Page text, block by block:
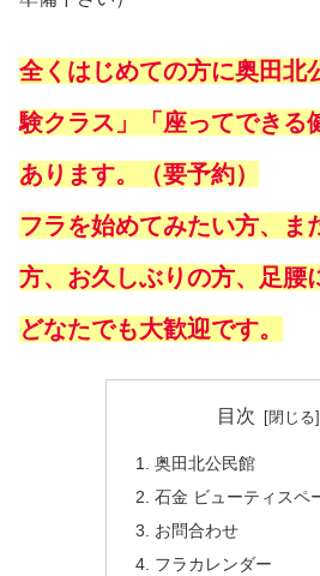
全くはじめての方に奥田北
験クラス」「座ってできる
あります。（要予約）
フラを始めてみたい方、ま
方、お久しぶりの方、足
どなたでも大歓迎です。
目次
奥田北公民館
石金 ビューティスペ
お問合わせ
フラカレンダー